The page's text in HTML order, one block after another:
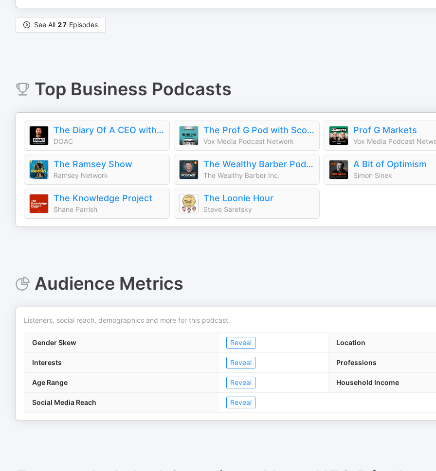
See All 27 Episodes
Top Business Podcasts
The Diary Of A CEO with Steven Bartlett
DOAC
The Prof G Pod with Scott Galloway
Vox Media Podcast Network
Prof G Markets
Vox Media Podcast
The Ramsey Show
Ramsey Network
The Wealthy Barber Podcast
The Wealthy Barber Inc.
A Bit of Optimism
Simon Sinek
The Knowledge Project
Shane Parrish
The Loonie Hour
Steve Saretsky
Audience Metrics
Listeners, social reach, demographics and more for this podcast.
Gender Skew Reveal Location
Interests Reveal Professions
Age Range Reveal Household Income
Social Media Reach Reveal